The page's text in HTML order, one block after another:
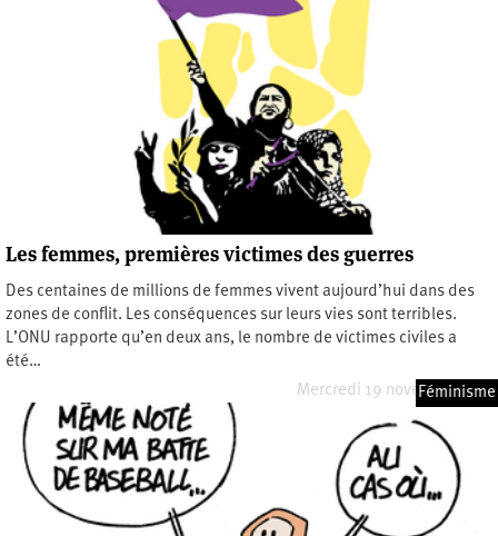
Les femmes, premières victimes des guerres
Des centaines de millions de femmes vivent aujourd’hui dans des
zones de conflit. Les conséquences sur leurs vies sont terribles.
L’ONU rapporte qu’en deux ans, le nombre de victimes civiles a
été…
Mercredi 19 novembre 2025
Féminisme